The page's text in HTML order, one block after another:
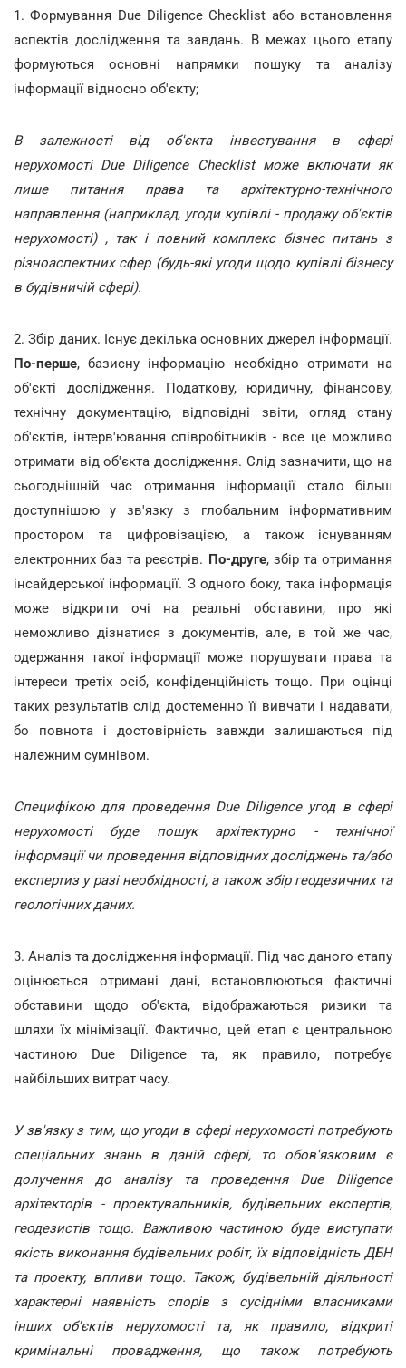
1. Формування Due Diligence Checklist або встановлення
аспектів дослідження та завдань. В межах цього етапу
формуються основні напрямки пошуку та аналізу
інформації відносно об'єкту;
В залежності від об'єкта інвестування в сфері
нерухомості Due Diligence Checklist може включати як
лише питання права та архітектурно-технічного
направлення (наприклад, угоди купівлі - продажу об'єктів
нерухомості) , так і повний комплекс бізнес питань з
різноаспектних сфер (будь-які угоди щодо купівлі бізнесу
в будівничій сфері).
2. Збір даних. Існує декілька основних джерел інформації.
По-перше, базисну інформацію необхідно отримати на
об'єкті дослідження. Податкову, юридичну, фінансову,
технічну документацію, відповідні звіти, огляд стану
об'єктів, інтерв'ювання співробітників - все це можливо
отримати від об'єкта дослідження. Слід зазначити, що на
сьогоднішній час отримання інформації стало більш
доступнішою у зв'язку з глобальним інформативним
простором та цифровізацією, а також існуванням
електронних баз та реєстрів. По-друге, збір та отримання
інсайдерської інформації. З одного боку, така інформація
може відкрити очі на реальні обставини, про які
неможливо дізнатися з документів, але, в той же час,
одержання такої інформації може порушувати права та
інтереси третіх осіб, конфіденційність тощо. При оцінці
таких результатів слід достеменно її вивчати і надавати,
бо повнота і достовірність завжди залишаються під
належним сумнівом.
Специфікою для проведення Due Diligence угод в сфері
нерухомості буде пошук архітектурно - технічної
інформації чи проведення відповідних досліджень та/або
експертиз у разі необхідності, а також збір геодезичних та
геологічних даних.
3. Аналіз та дослідження інформації. Під час даного етапу
оцінюється отримані дані, встановлюються фактичні
обставини щодо об'єкта, відображаються ризики та
шляхи їх мінімізації. Фактично, цей етап є центральною
частиною Due Diligence та, як правило, потребує
найбільших витрат часу.
У зв'язку з тим, що угоди в сфері нерухомості потребують
спеціальних знань в даній сфері, то обов'язковим є
долучення до аналізу та проведення Due Diligence
архітекторів - проектувальників, будівельних експертів,
геодезистів тощо. Важливою частиною буде виступати
якість виконання будівельних робіт, їх відповідність ДБН
та проекту, впливи тощо. Також, будівельній діяльності
характерні наявність спорів з сусідніми власниками
інших об'єктів нерухомості та, як правило, відкриті
кримінальні провадження, що також потребують